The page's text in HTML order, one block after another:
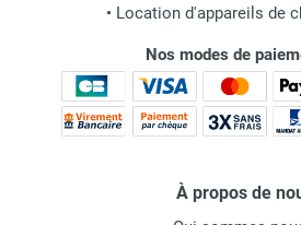
• Location d'appareils de
Nos modes de
À propos de